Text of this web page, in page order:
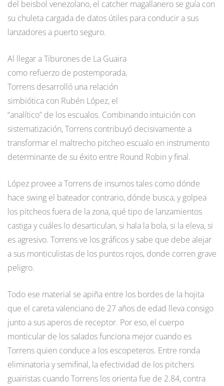
del beisbol venezolano, el catcher magallanero se guía con
su chuleta cargada de datos útiles para conducir a sus
lanzadores a puerto seguro.
Al llegar a Tiburones de La Guaira
como refuerzo de postemporada,
Torrens desarrolló una relación
simbiótica con Rubén López, el
“analítico” de los escualos. Combinando intuición con
sistematización, Torrens contribuyó decisivamente a
transformar el maltrecho pitcheo escualo en instrumento
determinante de su éxito entre Round Robin y final.
López provee a Torrens de insumos tales como dónde
hace swing el bateador contrario, dónde busca, y golpea
los pitcheos fuera de la zona, qué tipo de lanzamientos
castiga y cuáles lo desarticulan, si hala la bola, si la eleva, si
es agresivo. Torrens ve los gráficos y sabe que debe alejar
a sus monticulistas de los puntos rojos, donde corren grave
peligro.
Todo ese material se apiña entre los bordes de la hojita
que el careta valenciano de 27 años de edad lleva consigo
junto a sus aperos de receptor. Por eso, el cuerpo
monticular de los salados funciona mejor cuando es
Torrens quien conduce a los escopeteros. Entre ronda
eliminatoria y semifinal, la efectividad de los pitchers
guairistas cuando Torrens los orienta fue de 2.84, contra